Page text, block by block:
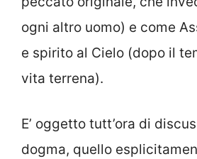
ogni altro uomo) e come
e spirito al Cielo (dopo il
vita terrena).
E’ oggetto tutt’ora di
dogma, quello